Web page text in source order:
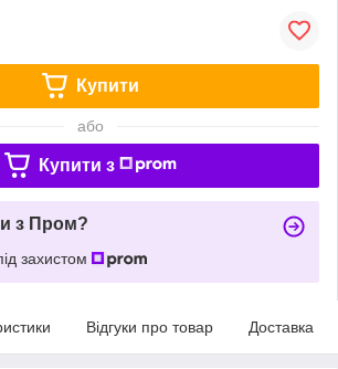
Купити
або
Купити з
з Пром?
захистом
Відгуки про товар Доставка